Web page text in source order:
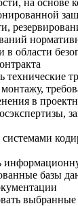
в области
технические
монтажу,
в
системами
базы